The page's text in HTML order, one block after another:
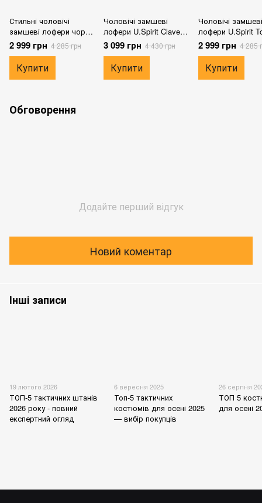
Стильні чоловічі
замшеві лофери чорні
розмір 40
2 999 грн 4 285 грн
Купити
Чоловічі замшеві
лофери U.Spirit Claveo
сіро-коричневі розмір
40
3 099 грн 4 430 грн
Купити
Чоловічі замшеві
лофери U.Spirit
чорні розмір 40
2 999 грн 4 285
Купити
Обговорення
Додайте перший відгук
Новий коментар
Інші записи
19 лютого 2026
ТОП-5 тактичних штанів
2026 року - повний
експертний огляд
6 вересня 2025
Топ-5 тактичних
костюмів для осені 2025
— вибір покупців
26 серпня
ТОП 5
для осені